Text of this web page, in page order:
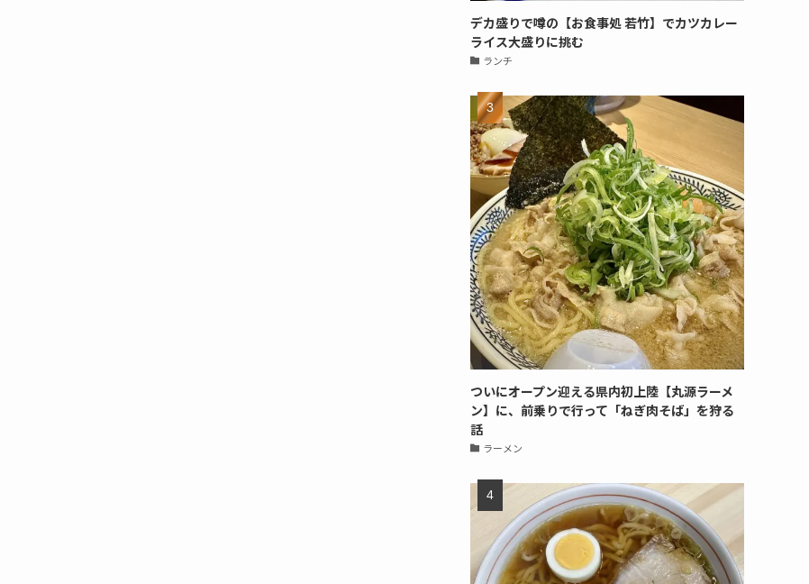
デカ盛りで噂の【お食事処 若竹】でカツカレー
ライス大盛りに挑む
ランチ
ついにオープン迎える県内初上陸【丸源ラーメ
ン】に、前乗りで行って「ねぎ肉そば」を狩る
話
ラーメン